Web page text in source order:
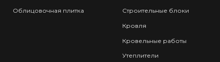
Облицовочная плитка Строительные блоки
Кровля
Кровельные работы
Утеплители